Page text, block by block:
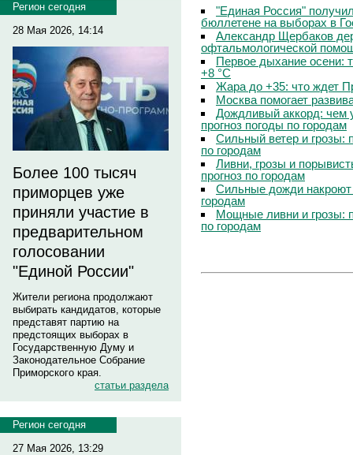
Регион сегодня
28 Мая 2026, 14:14
Более 100 тысяч
приморцев уже
приняли участие в
предварительном
голосовании
"Единой России"
Жители региона продолжают
выбирать кандидатов, которые
представят партию на
предстоящих выборах в
Государственную Думу и
Законодательное Собрание
Приморского края.
статьи раздела
Регион сегодня
27 Мая 2026, 13:29
"Единая Россия"
бюллетене на выборах в
Александр Щербаков
офтальмологической
Первое дыхание осени:
+8 °C
Жара до +35: что ждет
Москва помогает
Дождливый аккорд: чем
прогноз погоды по городам
Сильный ветер и грозы:
по городам
Ливни, грозы и
прогноз по городам
Сильные дожди
городам
Мощные ливни и грозы:
по городам